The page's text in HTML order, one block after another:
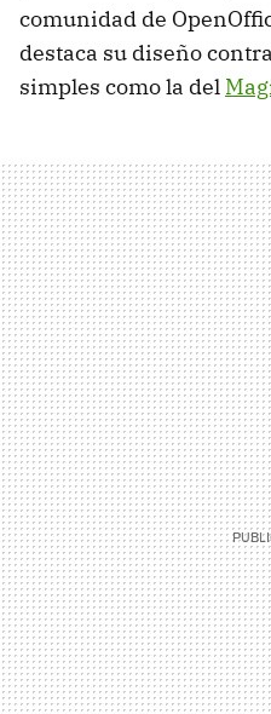
comunidad de
destaca su diseño
simples como la del